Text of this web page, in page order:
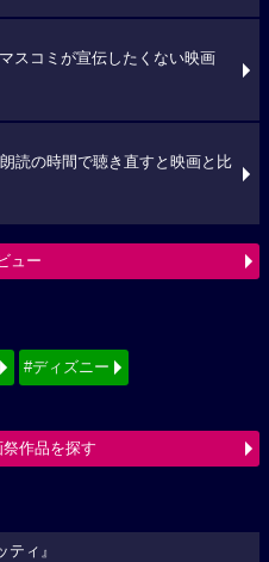
スコミが宣伝したくない映画
読の時間で聴き直すと映画と比
ュー
#ディズニー
作品を探す
ティ』